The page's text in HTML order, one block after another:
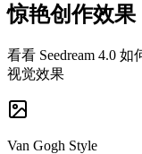
惊艳创作效果
看看 Seedream 4.0
视觉效果
Van Gogh Style